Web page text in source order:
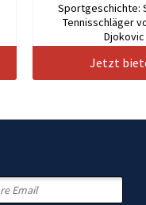
Sportgeschichte:
Tennisschläger
Djokovic
Jetzt